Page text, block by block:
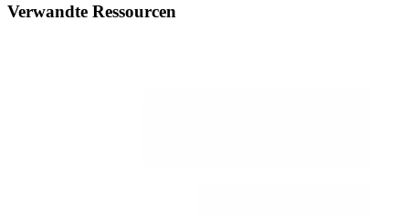
Verwandte Ressourcen